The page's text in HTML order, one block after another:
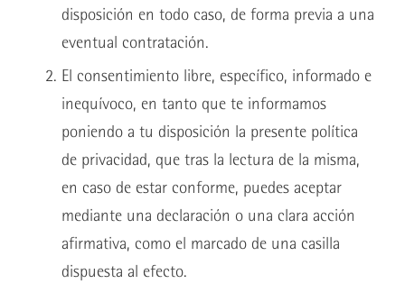
disposición en todo caso, de forma previa a una
eventual contratación.
El consentimiento libre, específico, informado e
inequívoco, en tanto que te informamos
poniendo a tu disposición la presente política
de privacidad, que tras la lectura de la misma,
en caso de estar conforme, puedes aceptar
mediante una declaración o una clara acción
afirmativa, como el marcado de una casilla
dispuesta al efecto.